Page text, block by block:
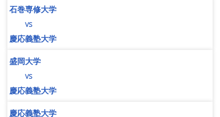
石巻専修大学
vs
慶応義塾大学
盛岡大学
vs
慶応義塾大学
慶応義塾大学